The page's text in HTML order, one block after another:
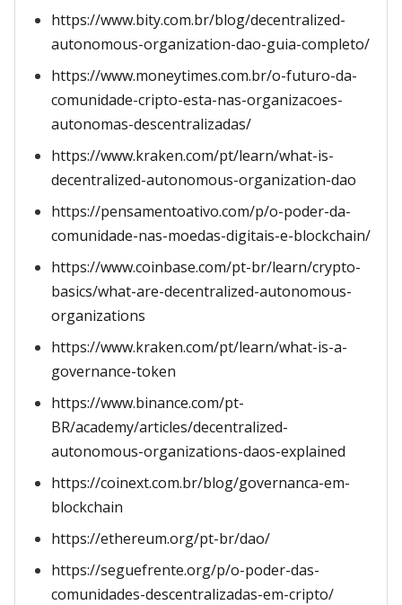
https://www.bity.com.br/blog/decentralized-
autonomous-organization-dao-guia-completo/
https://www.moneytimes.com.br/o-futuro-da-
comunidade-cripto-esta-nas-organizacoes-
autonomas-descentralizadas/
https://www.kraken.com/pt/learn/what-is-
decentralized-autonomous-organization-dao
https://pensamentoativo.com/p/o-poder-da-
comunidade-nas-moedas-digitais-e-blockchain/
https://www.coinbase.com/pt-br/learn/crypto-
basics/what-are-decentralized-autonomous-
organizations
https://www.kraken.com/pt/learn/what-is-a-
governance-token
https://www.binance.com/pt-
BR/academy/articles/decentralized-
autonomous-organizations-daos-explained
https://coinext.com.br/blog/governanca-em-
blockchain
https://ethereum.org/pt-br/dao/
https://seguefrente.org/p/o-poder-das-
comunidades-descentralizadas-em-cripto/